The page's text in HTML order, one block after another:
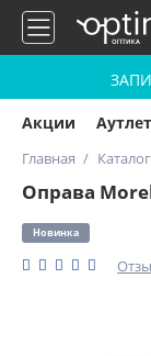
Акции Аутлет
Главная Каталог
Оправа
Новинка